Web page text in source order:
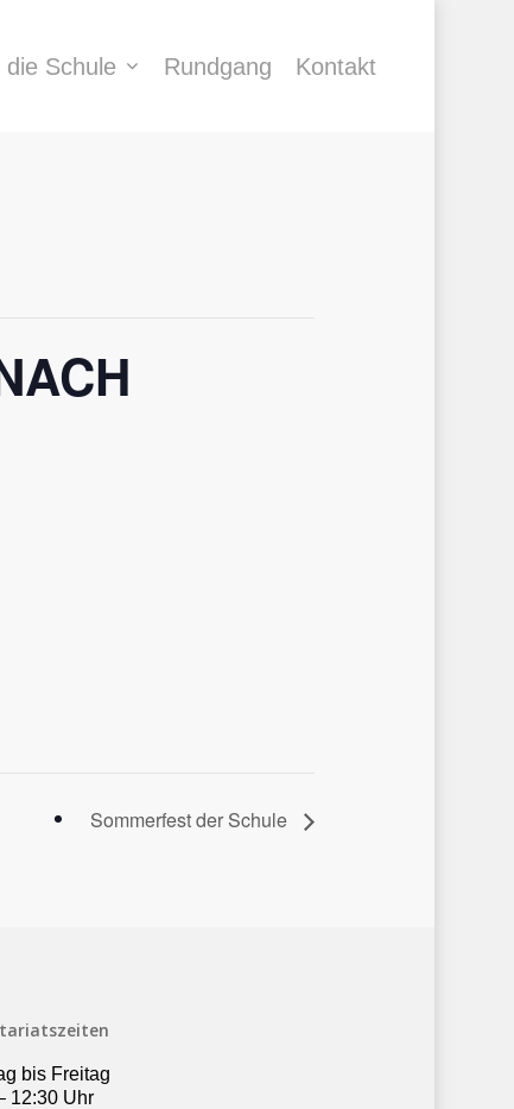
die Schule Rundgang Kontakt
Sommerfest der Schule
bis Freitag
12:30 Uhr